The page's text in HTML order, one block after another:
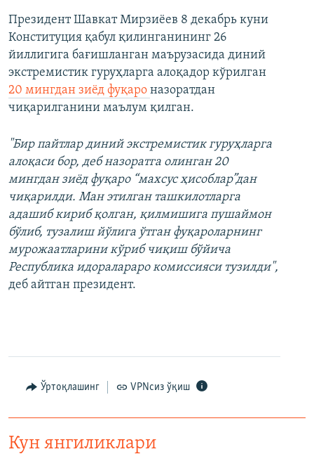
Президент Шавкат Мирзиёев 8 декабрь куни
Конституция қабул қилинганининг 26
йиллигига бағишланган маърузасида диний
экстремистик гуруҳларга алоқадор кўрилган
20 мингдан зиёд фуқаро назоратдан
чиқарилганини маълум қилган.
"Бир пайтлар диний экстремистик гуруҳларга
алоқаси бор, деб назоратга олинган 20
мингдан зиёд фуқаро “махсус ҳисоблар”дан
чиқарилди. Ман этилган ташкилотларга
адашиб кириб қолган, қилмишига пушаймон
бўлиб, тузалиш йўлига ўтган фуқароларнинг
мурожаатларини кўриб чиқиш бўйича
Республика идоралараро комиссияси тузилди",
деб айтган президент.
Ўртоқлашинг VPNсиз ўқиш
Кун янгиликлари